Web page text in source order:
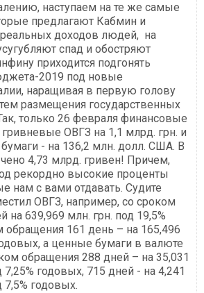
наступаем на те же самые
предлагают Кабмин и
реальных доходов людей, на
спад и обостряют
приходится подгонять
2019 под новые
наращивая в первую голову
размещения государственных
только 26 февраля финансовые
гривневые ОВГЗ на 1,1 млрд. грн. и
- на 136,2 млн. долл. США. В
4,73 млрд. гривен! Причем,
рекордно высокие проценты
нам с вами отдавать. Судите
ОВГЗ, например, со сроком
на 639,969 млн. грн. под 19,5%
обращения 161 день – на 165,496
а ценные бумаги в валюте
обращения 288 дней – на 35,031
годовых, 715 дней - на 4,241
годовых.